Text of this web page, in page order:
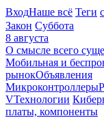
ВходНаше всё Теги
Закон Суббота
8 августа
О смысле всего
Мобильная и
рынокОбъявления
Микроконтроллеры
VТехнологии
платы, компоненты